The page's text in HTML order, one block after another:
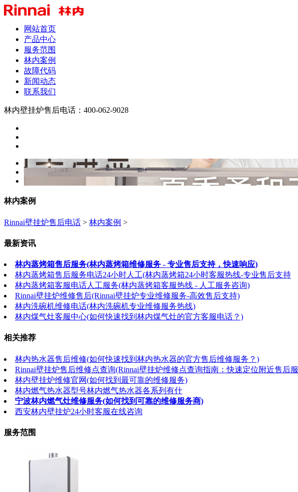
网站首页
产品中心
服务范围
林内案例
故障代码
新闻动态
联系我们
林内壁挂炉售后电话：400-062-9028
林内案例
Rinnai壁挂炉售后电话 > 林内案例 >
最新资讯
林内蒸烤箱售后服务(林内蒸烤箱维修服务 - 专业售后支持，快速响应)
林内蒸烤箱售后服务电话24小时人工(林内蒸烤箱24小时客服热线-专业售后支持
林内蒸烤箱客服电话人工服务(林内蒸烤箱客服热线 - 人工服务咨询)
Rinnai壁挂炉维修售后(Rinnai壁挂炉专业维修服务-高效售后支持)
林内洗碗机维修电话(林内洗碗机专业维修服务热线)
林内煤气灶客服中心(如何快速找到林内煤气灶的官方客服电话？)
相关推荐
林内热水器售后维修(如何快速找到林内热水器的官方售后维修服务？)
Rinnai壁挂炉售后维修点查询(Rinnai壁挂炉维修点查询指南：快速定位附近售后服
林内壁挂炉维修官网(如何找到最可靠的维修服务)
林内燃气热水器型号林内燃气热水器各系列有什
宁波林内燃气灶维修服务(如何找到可靠的维修服务商)
西安林内壁挂炉24小时客服在线咨询
服务范围